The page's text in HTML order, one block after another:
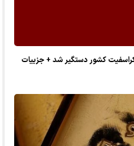
کشور دستگیر شد + جزییات